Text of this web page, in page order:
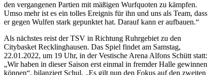
den vergangenen Partien mit mäßigen Wurfquoten zu kämpfen.
Umso mehr ist es ein tolles Ereignis für ihn und uns als Team, dass
er gegen Wulfen stark gepunktet hat. Darauf kann er aufbauen.“
Als nächstes reist der TSV in Richtung Ruhrgebiet zu den
Citybasket Recklinghausen. Das Spiel findet am Samstag,
22.01.2022, um 19 Uhr, in der Vestische Arena Alfons Schütt statt:
„Wir haben in dieser Saison erst einmal in fremder Halle gewinnen
können“, bilanziert Schul. „Es gilt nun den Fokus auf den zweiten